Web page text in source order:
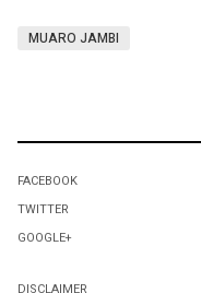
MUARO JAMBI
FACEBOOK
TWITTER
GOOGLE+